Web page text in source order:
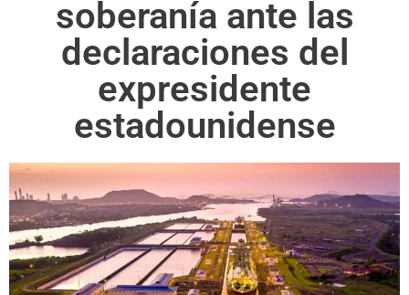
soberanía ante las
declaraciones del
expresidente
estadounidense